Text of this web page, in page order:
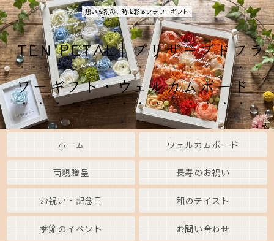
想いを刻み、時を彩るフラワーギフト
TEN PETAL｜プリザーブドフラ
ワーギフト・ウェルカムボード
ホーム ウェルカムボード
両親贈呈 長寿のお祝い
お祝い・記念日 和のテイスト
季節のイベント お問い合わせ